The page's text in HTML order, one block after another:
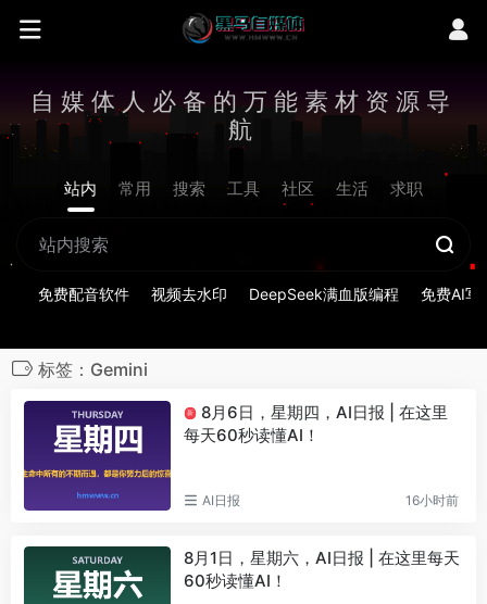
自媒体人必备的万能素材资源导
航
站内 常用 搜索 工具 社区 生活 求职
免费配音软件 视频去水印 DeepSeek满血版编程 免费AI写
标签：Gemini
新
8月6日，星期四，AI日报 | 在这里
每天60秒读懂AI！
AI日报 16小时前
8月1日，星期六，AI日报 | 在这里每天
60秒读懂AI！